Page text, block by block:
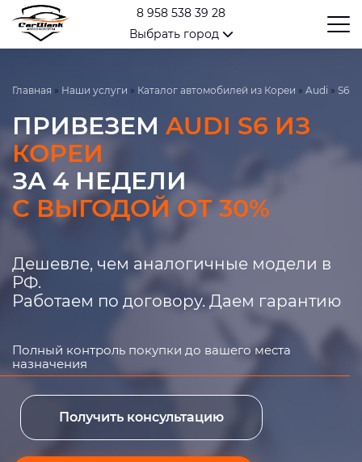
8 958 538 39 28
Выбрать город
Главная » Наши услуги » Каталог автомобилей из Кореи » Audi » S6
ПРИВЕЗЕМ AUDI S6 ИЗ
КОРЕИ
ЗА 4 НЕДЕЛИ
С ВЫГОДОЙ ОТ 30%
Дешевле, чем аналогичные модели в
РФ.
Работаем по договору. Даем гарантию
Полный контроль покупки до вашего места
назначения
Получить консультацию